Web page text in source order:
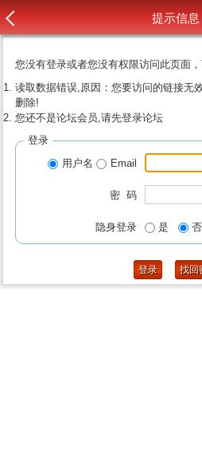
提示信息
您没有登录或者您没有权限访问此页面
读取数据错误,原因：您要访问的链接无
删除!
您还不是论坛会员,请先登录论坛
登录
用户名
Email
密 码
隐身登录 是 否